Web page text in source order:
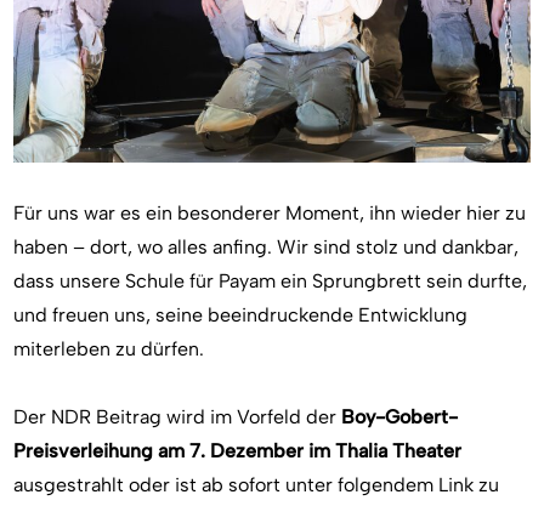
Für uns war es ein besonderer Moment, ihn wieder hier zu
haben – dort, wo alles anfing. Wir sind stolz und dankbar,
dass unsere Schule für Payam ein Sprungbrett sein durfte,
und freuen uns, seine beeindruckende Entwicklung
miterleben zu dürfen.
Der NDR Beitrag wird im Vorfeld der Boy-Gobert-
Preisverleihung am 7. Dezember im Thalia Theater
ausgestrahlt oder ist ab sofort unter folgendem Link zu